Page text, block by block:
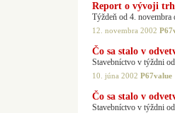
Report o vývoji
Týždeň od 4. novembra
12. novembra 2002
Čo sa stalo v
Stavebníctvo v týždni
10. júna 2002 P67value
Čo sa stalo v
Stavebníctvo v týždni